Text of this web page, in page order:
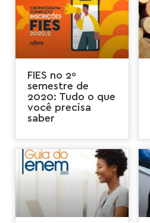
FIES no 2º
semestre de
2020: Tudo o que
você precisa
saber